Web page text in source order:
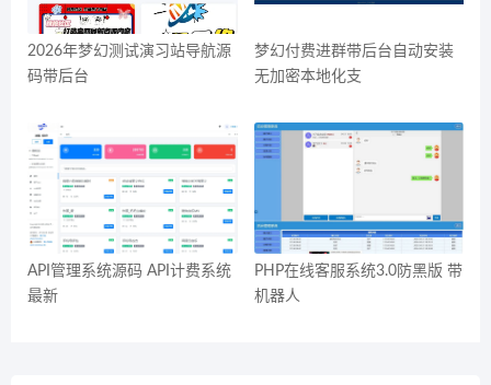
2026年梦幻测试演习站导航源
码带后台
梦幻付费进群带后台自动安装
无加密本地化支
API管理系统源码 API计费系统
最新
PHP在线客服系统3.0防黑版 带
机器人